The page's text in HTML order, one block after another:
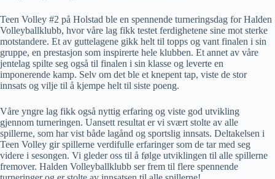
Teen Volley #2 på Holstad ble en spennende turneringsdag for Halden
Volleyballklubb, hvor våre lag fikk testet ferdighetene sine mot sterke
motstandere. Et av guttelagene gikk helt til topps og vant finalen i sin
gruppe, en prestasjon som inspirerte hele klubben. Et annet av våre
jentelag spilte seg også til finalen i sin klasse og leverte en
imponerende kamp. Selv om det ble et knepent tap, viste de stor
innsats og vilje til å kjempe helt til siste poeng.
Våre yngre lag fikk også nyttig erfaring og viste god utvikling
gjennom turneringen. Uansett resultat er vi svært stolte av alle
spillerne, som har vist både lagånd og sportslig innsats. Deltakelsen i
Teen Volley gir spillerne verdifulle erfaringer som de tar med seg
videre i sesongen. Vi gleder oss til å følge utviklingen til alle spillerne
fremover. Halden Volleyballklubb ser frem til flere spennende